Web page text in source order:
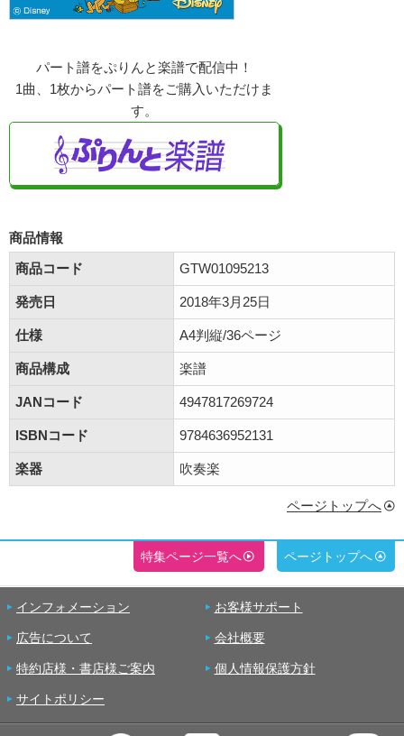
パート譜をぷりんと楽譜で配信中！
1曲、1枚からパート譜をご購入いただけま
す。
商品情報
商品コード
GTW01095213
発売日 2018年3月25日
仕様 A4判縦/36ページ
商品構成 楽譜
JANコード 4947817269724
ISBNコード 9784636952131
楽器 吹奏楽
ページトップへ
特集ページ一覧へ ページトップへ
インフォメーション お客様サポート
広告について 会社概要
特約店様・書店様ご案内 個人情報保護方針
サイトポリシー